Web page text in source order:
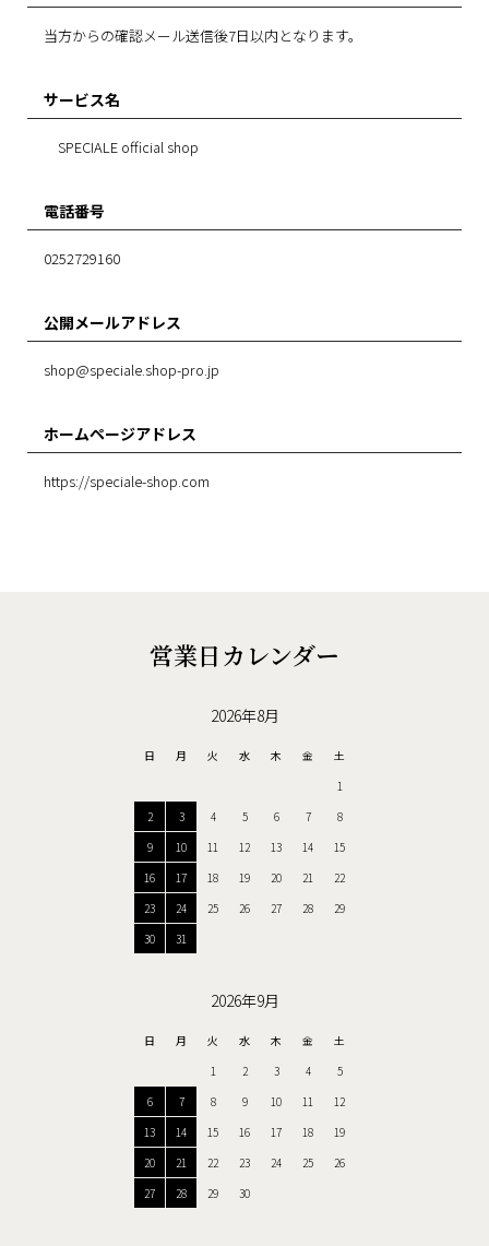
当方からの確認メール送信後7日以内となります。
サービス名
SPECIALE official shop
電話番号
0252729160
公開メールアドレス
shop@speciale.shop-pro.jp
ホームページアドレス
https://speciale-shop.com
営業日カレンダー
2026年8月
日 月 火 水 木 金
土
1
2
3 4 5 6 7
8
9
10 11 12 13 14
15
16
17 18 19 20 21
22
23
24 25 26 27 28
29
30
31
2026年9月
日 月 火 水 木 金
土
1
2 3 4
5
6
7 8 9 10 11
12
13
14 15 16 17 18
19
20
21 22 23 24 25
26
27
28 29 30